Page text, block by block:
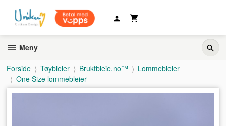
innholdet
Meny
Forside Tøybleier Bruktbleie.no™
Lommebleier
One Size lommebleier